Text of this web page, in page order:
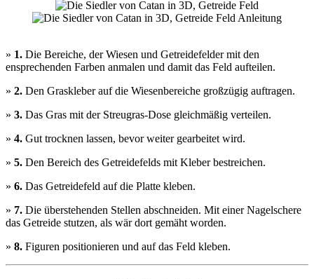
» 1. Die Bereiche, der Wiesen und Getreidefelder mit den
ensprechenden Farben anmalen und damit das Feld aufteilen.
» 2. Den Graskleber auf die Wiesenbereiche großzügig auftragen.
» 3. Das Gras mit der Streugras-Dose gleichmäßig verteilen.
» 4. Gut trocknen lassen, bevor weiter gearbeitet wird.
» 5. Den Bereich des Getreidefelds mit Kleber bestreichen.
» 6. Das Getreidefeld auf die Platte kleben.
» 7. Die überstehenden Stellen abschneiden. Mit einer Nagelschere
das Getreide stutzen, als wär dort gemäht worden.
» 8. Figuren positionieren und auf das Feld kleben.